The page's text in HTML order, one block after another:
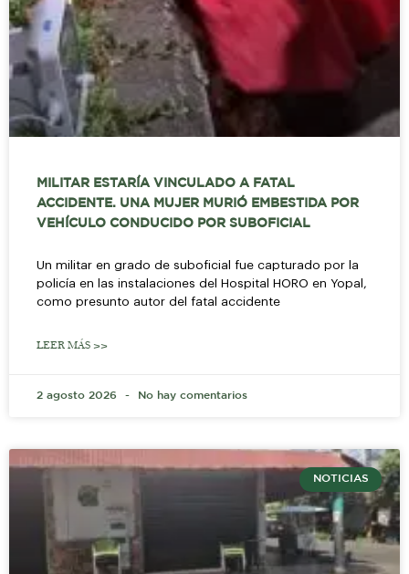
MILITAR ESTARÍA VINCULADO A FATAL
ACCIDENTE. UNA MUJER MURIÓ EMBESTIDA POR
VEHÍCULO CONDUCIDO POR SUBOFICIAL
Un militar en grado de suboficial fue capturado por la
policía en las instalaciones del Hospital HORO en Yopal,
como presunto autor del fatal accidente
LEER MÁS >>
2 agosto 2026 No hay comentarios
NOTICIAS